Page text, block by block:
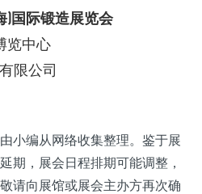
)国际锻造展览会
览中心
限公司
小编从网络收集整理。鉴于展
期，展会日程排期可能调整，
请向展馆或展会主办方再次确